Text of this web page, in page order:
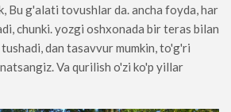
Bu g'alati tovushlar da. ancha foyda, har
chunki. yozgi oshxonada bir teras bilan
dan tasavvur mumkin, to'g'ri
Va qurilish o'zi ko'p yillar